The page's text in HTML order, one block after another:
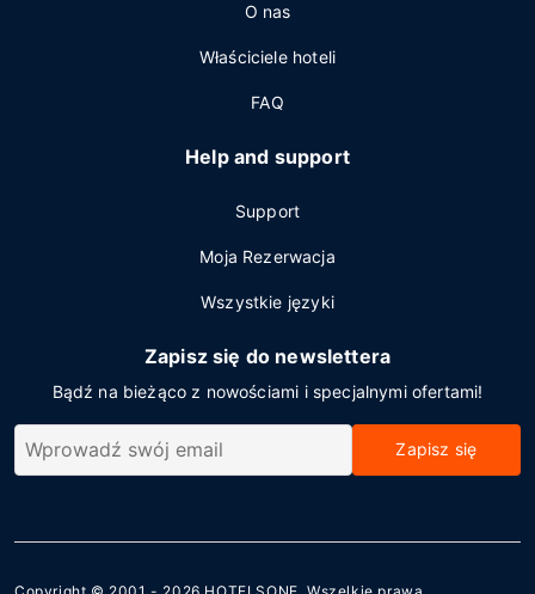
O nas
Właściciele hoteli
FAQ
Help and support
Support
Moja Rezerwacja
Wszystkie języki
Zapisz się do newslettera
Bądź na bieżąco z nowościami i specjalnymi ofertami!
Zapisz się